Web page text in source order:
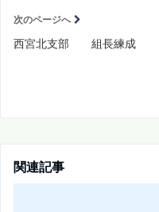
次のページへ
西宮北支部 組長練成
関連記事